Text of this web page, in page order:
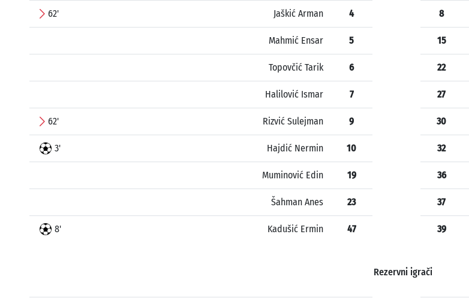
62' Jaškić Arman 4
Mahmić Ensar 5
Topovčić Tarik 6
Halilović Ismar 7
62' Rizvić Sulejman 9
3' Hajdić Nermin 10
Muminović Edin 19
Šahman Anes 23
8' Kadušić Ermin 47
8
15
22
27
30
32
36
37
39
Rezervni igrači